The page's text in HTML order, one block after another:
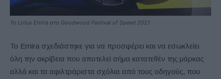
Το Lotus Emira στο Goodwood Festival of Speed 2021
Το Emira σχεδιάστηκε για να προσφέρει και να εσωκλείει
όλη την ακρίβεια που αποτελεί σήμα κατατεθέν της μάρκας
αλλά και τα αφιλτράριστα σχόλια από τους οδηγούς, που